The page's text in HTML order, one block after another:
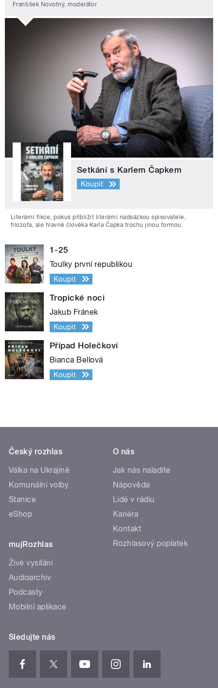
František Novotný, moderátor
Setkání s Karlem Čapkem
Koupit
Literární fikce, pokus přiblížit literární nadsázkou spisovatele,
filozofa, ale hlavně člověka Karla Čapka trochu jinou formou.
1-25
Toulky první republikou
Koupit
Tropické noci
Jakub Fránek
Koupit
Případ Holečkovi
Bianca Bellová
Koupit
Český rozhlas
Válka na Ukrajině
Komunální volby
Stanice
eShop
mujRozhlas
Živé vysílání
Audioarchiv
Podcasty
Mobilní aplikace
O nás
Jak nás naladíte
Nápověda
Lidé v rádiu
Kariéra
Kontakt
Rozhlasový poplatek
Sledujte nás